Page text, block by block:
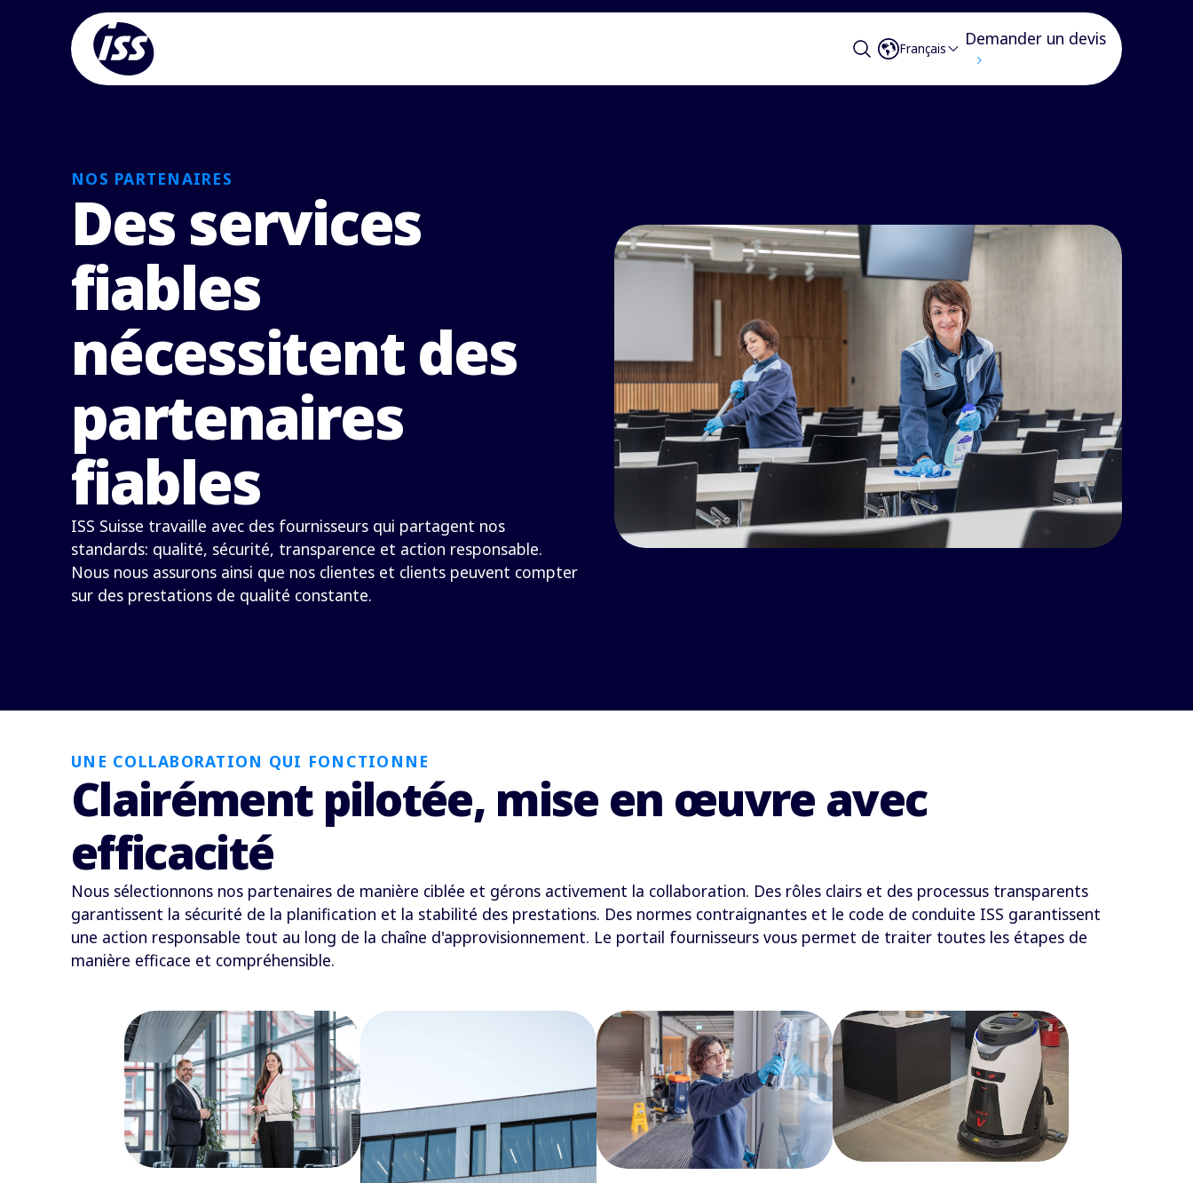
Français Demander un devis
NOS PARTENAIRES
Des services
fiables
nécessitent des
partenaires
fiables
ISS Suisse travaille avec des fournisseurs qui partagent nos
standards: qualité, sécurité, transparence et action responsable.
Nous nous assurons ainsi que nos clientes et clients peuvent compter
sur des prestations de qualité constante.
UNE COLLABORATION QUI FONCTIONNE
Clairément pilotée, mise en œuvre avec
efficacité
Nous sélectionnons nos partenaires de manière ciblée et gérons activement la collaboration. Des rôles clairs et des processus transparents
garantissent la sécurité de la planification et la stabilité des prestations. Des normes contraignantes et le code de conduite ISS garantissent
une action responsable tout au long de la chaîne d'approvisionnement. Le portail fournisseurs vous permet de traiter toutes les étapes de
manière efficace et compréhensible.